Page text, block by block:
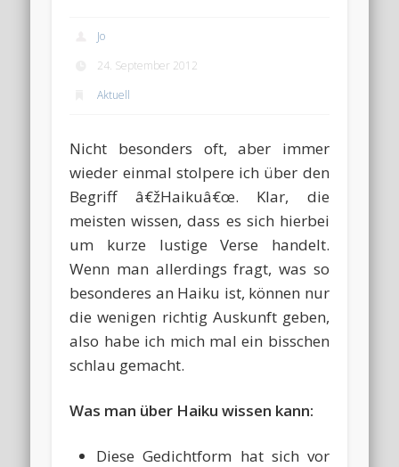
Jo
24. September 2012
Aktuell
Nicht besonders oft, aber immer
wieder einmal stolpere ich über den
Begriff â€žHaikuâ€œ. Klar, die
meisten wissen, dass es sich hierbei
um kurze lustige Verse handelt.
Wenn man allerdings fragt, was so
besonderes an Haiku ist, können nur
die wenigen richtig Auskunft geben,
also habe ich mich mal ein bisschen
schlau gemacht.
Was man über Haiku wissen kann:
Diese Gedichtform hat sich vor